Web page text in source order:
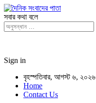
সবার কথা বলে
Sign in
বৃহস্পতিবার, আগস্ট ৬, ২০২৬
Home
Contact Us